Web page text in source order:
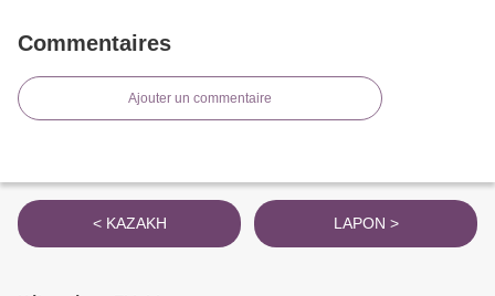
Commentaires
Ajouter un commentaire
< KAZAKH LAPON >